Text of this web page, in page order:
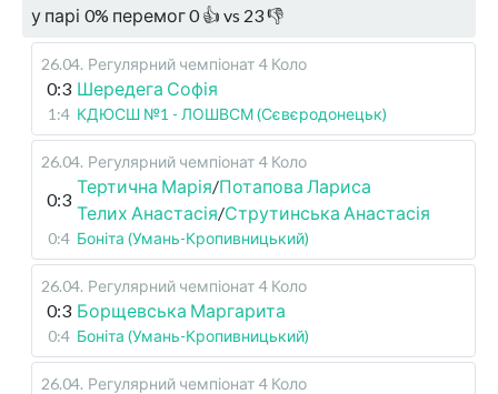
у парі 0% перемог0👍 vs 23👎
26.04. Регулярний чемпіонат 4 Коло
0:3 Шередега Софія
1:4 КДЮСШ №1 - ЛОШВСМ (Сєвєродонецьк)
26.04. Регулярний чемпіонат 4 Коло
0:3
Тертична Марія/Потапова Лариса
Телих Анастасія/Струтинська Анастасія
0:4 Боніта (Умань-Кропивницький)
26.04. Регулярний чемпіонат 4 Коло
0:3 Борщевська Маргарита
0:4 Боніта (Умань-Кропивницький)
26.04. Регулярний чемпіонат 4 Коло